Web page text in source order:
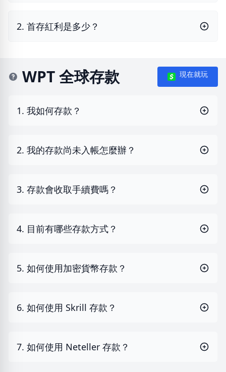
2. 首存紅利是多少？
WPT 全球存款 現在就玩
1. 我如何存款？
2. 我的存款尚未入帳怎麼辦？
3. 存款會收取手續費嗎？
4. 目前有哪些存款方式？
5. 如何使用加密貨幣存款？
6. 如何使用 Skrill 存款？
7. 如何使用 Neteller 存款？